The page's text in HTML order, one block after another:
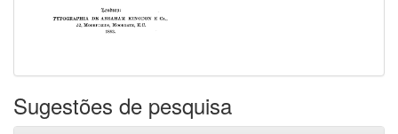
Sugestões de pesquisa